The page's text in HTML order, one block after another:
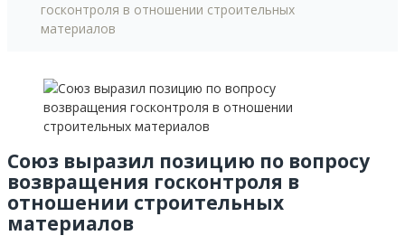
госконтроля в отношении строительных
материалов
Союз выразил позицию по вопросу
возвращения госконтроля в
отношении строительных
материалов